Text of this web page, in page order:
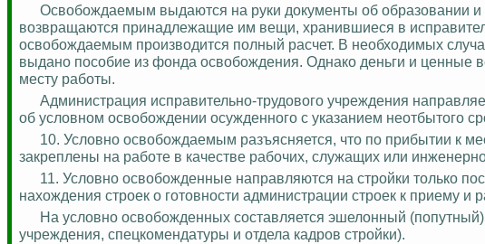
Освобождаемым выдаются на руки документы об образовании и
возвращаются принадлежащие им вещи, хранившиеся в
освобождаемым производится полный расчет. В необходимых
выдано пособие из фонда освобождения. Однако деньги и ценные
месту работы.
Администрация исправительно-трудового учреждения
об условном освобождении осужденного с указанием неотбытого
10. Условно освобождаемым разъясняется, что по прибытии к
закреплены на работе в качестве рабочих, служащих или
11. Условно освобожденные направляются на стройки только
нахождения строек о готовности администрации строек к приему и
На условно освобожденных составляется эшелонный
учреждения, спецкомендатуры и отдела кадров стройки).